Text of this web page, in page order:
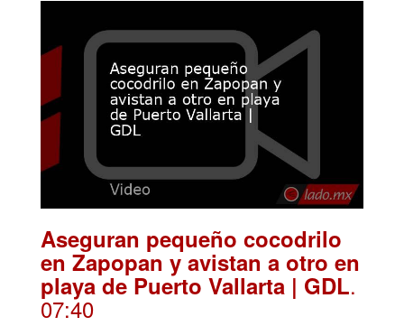
Aseguran pequeño cocodrilo
en Zapopan y avistan a otro en
playa de Puerto Vallarta | GDL.
07:40